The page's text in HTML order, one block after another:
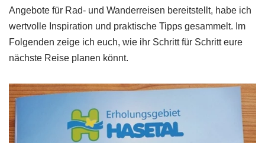
Angebote für Rad- und Wanderreisen bereitstellt, habe ich
wertvolle Inspiration und praktische Tipps gesammelt. Im
Folgenden zeige ich euch, wie ihr Schritt für Schritt eure
nächste Reise planen könnt.